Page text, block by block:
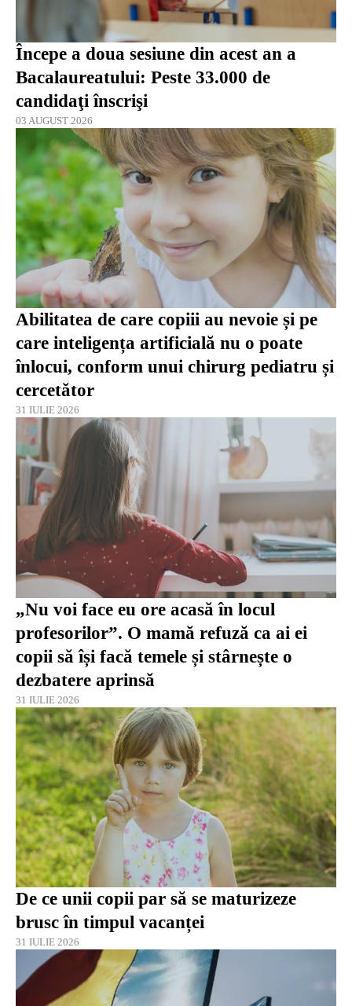
Începe a doua sesiune din acest an a
Bacalaureatului: Peste 33.000 de
candidaţi înscrişi
03 AUGUST 2026
Abilitatea de care copiii au nevoie și pe
care inteligența artificială nu o poate
înlocui, conform unui chirurg pediatru și
cercetător
31 IULIE 2026
„Nu voi face eu ore acasă în locul
profesorilor”. O mamă refuză ca ai ei
copii să își facă temele și stârnește o
dezbatere aprinsă
31 IULIE 2026
De ce unii copii par să se maturizeze
brusc în timpul vacanței
31 IULIE 2026